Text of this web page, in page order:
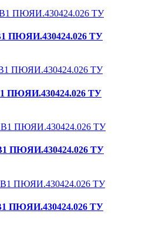
ПЮЯИ.430424.026 ТУ
ПЮЯИ.430424.026 ТУ
ПЮЯИ.430424.026 ТУ
ПЮЯИ.430424.026 ТУ